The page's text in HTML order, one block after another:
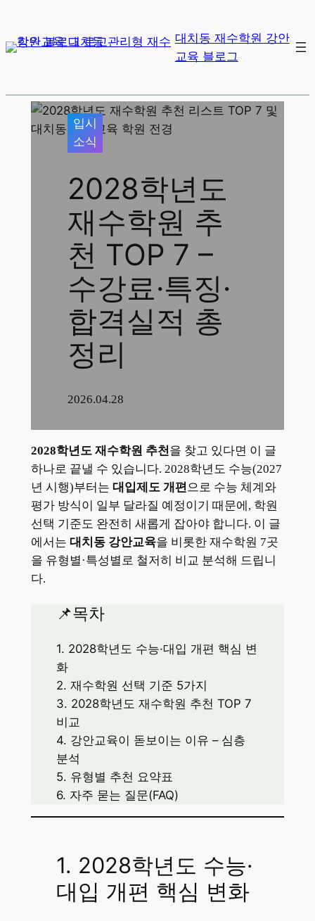
대치동 재수학원 강안
교육 블로그
입시
소식
2028학년도
재수학원 추
천 TOP 7 –
수강료·특징·
합격실적 총
정리
2026.04.28
2028학년도 재수학원 추천을 찾고 있다면 이 글
하나로 끝낼 수 있습니다. 2028학년도 수능(2027
년 시행)부터는 대입제도 개편으로 수능 체계와
평가 방식이 일부 달라질 예정이기 때문에, 학원
선택 기준도 완전히 새롭게 잡아야 합니다. 이 글
에서는 대치동 강안교육을 비롯한 재수학원 7곳
을 유형별·특성별로 철저히 비교 분석해 드립니
다.
📌목차
1. 2028학년도 수능·대입 개편 핵심 변
화
2. 재수학원 선택 기준 5가지
3. 2028학년도 재수학원 추천 TOP 7
비교
4. 강안교육이 돋보이는 이유 – 심층
분석
5. 유형별 추천 요약표
6. 자주 묻는 질문(FAQ)
1. 2028학년도 수능·
대입 개편 핵심 변화